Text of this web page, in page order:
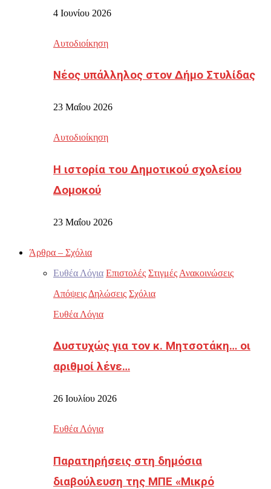
4 Ιουνίου 2026
Αυτοδιοίκηση
Νέος υπάλληλος στον Δήμο Στυλίδας
23 Μαΐου 2026
Αυτοδιοίκηση
Η ιστορία του Δημοτικού σχολείου
Δομοκού
23 Μαΐου 2026
Άρθρα – Σχόλια
Ευθέα Λόγια Επιστολές Στιγμές Ανακοινώσεις
Απόψεις Δηλώσεις Σχόλια
Ευθέα Λόγια
Δυστυχώς για τον κ. Μητσοτάκη… οι
αριθμοί λένε…
26 Ιουλίου 2026
Ευθέα Λόγια
Παρατηρήσεις στη δημόσια
διαβούλευση της ΜΠΕ «Μικρό